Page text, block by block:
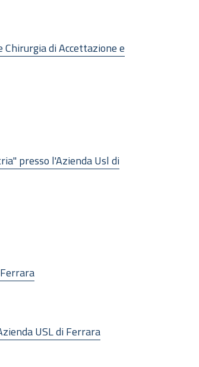
di Accettazione e
presso l'Azienda Usl di
USL di Ferrara